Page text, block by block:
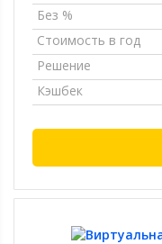
Без %
Стоимость в год
Решение
Кэшбек